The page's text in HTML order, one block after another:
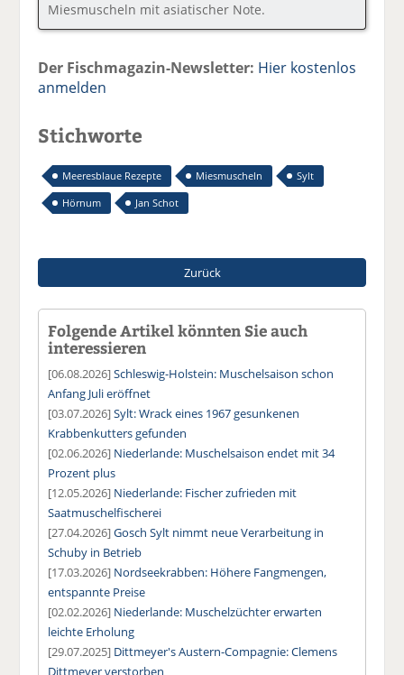
Miesmuscheln mit asiatischer Note.
Der Fischmagazin-Newsletter: Hier kostenlos
anmelden
Stichworte
Meeresblaue Rezepte Miesmuscheln
Sylt
Hörnum
Jan Schot
Zurück
Folgende Artikel könnten Sie auch
interessieren
[06.08.2026]Schleswig-Holstein: Muschelsaison schon
Anfang Juli eröffnet
[03.07.2026]Sylt: Wrack eines 1967 gesunkenen
Krabbenkutters gefunden
[02.06.2026] Niederlande: Muschelsaison endet mit 34
Prozent plus
[12.05.2026] Niederlande: Fischer zufrieden mit
Saatmuschelfischerei
[27.04.2026]Gosch Sylt nimmt neue Verarbeitung in
Schuby in Betrieb
[17.03.2026] Nordseekrabben: Höhere Fangmengen,
entspannte Preise
[02.02.2026] Niederlande: Muschelzüchter erwarten
leichte Erholung
[29.07.2025] Dittmeyer's Austern-Compagnie: Clemens
Dittmeyer verstorben